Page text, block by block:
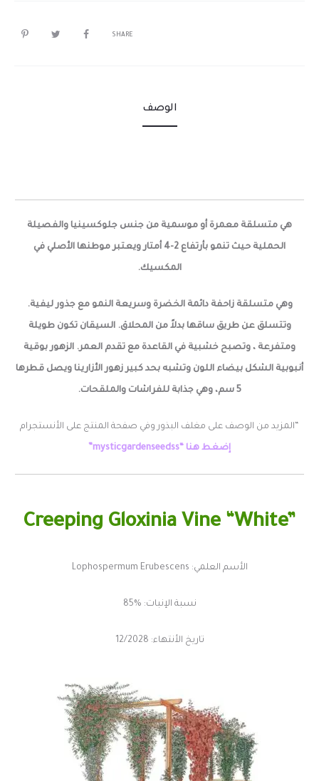
SHARE
الوصف
هي متسلقة معمرة أو موسمية من جنس جلوكسينيا والفصيلة
الحملية حيث تنمو بأرتفاع 2-4 أمتار ويعتبر موطنها الأصلي في
المكسيك.
وهي متسلقة زاحفة دائمة الخضرة وسريعة النمو مع جذور ليفية.
وتتسلق عن طريق ساقها بدلاً من المحلاق. السيقان تكون طويلة
ومتفرعة ، وتصبح خشبية في القاعدة مع تقدم العمر. الزهور بوقية
أنبوبية الشكل بيضاء اللون وتشبه بحد كبير زهور الأزارينا ويصل قطرها
5 سم، وهي جذابة للفراشات والملقحات.
“المزيد من الوصف على مغلف البذور وفي صفحة المنتج على الأنستجرام
إضغط هنا “mysticgardenseedss”
Creeping Gloxinia Vine “White”
الأسم العلمي: Lophospermum Erubescens
نسبة الإنبات: %85
تاريخ الأنتهاء: 12/2028